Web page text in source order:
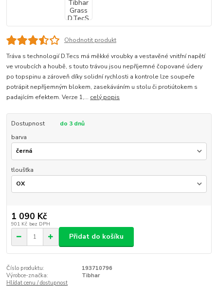
Ohodnotit produkt
Tráva s technologií D.Tecs má měkké vroubky a vestavěné vnitřní napětí
ve vroubcích a houbě, s touto trávou jsou nepříjemné čopované údery
po topspinu a zároveň díky solidní rychlosti a kontrole lze soupeře
potrápit nepříjemným blokem, zasekáváním u stolu či protiútokem s
padajícím efektem. Verze 1,... celý popis
Dostupnost
do 3 dnů
barva
tloušťka
1 090 Kč
901 Kč bez DPH
Přidat do košíku
Číslo produktu:
193710796
Výrobce-značka:
Tibhar
Hlídat cenu / dostupnost